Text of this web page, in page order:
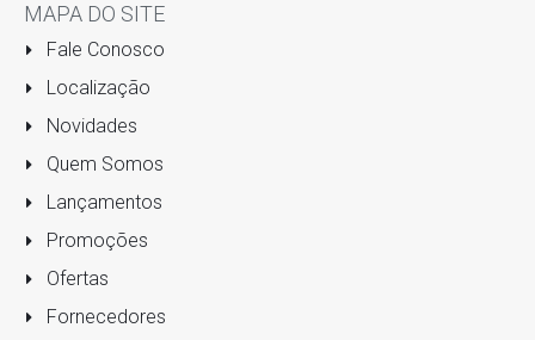
MAPA DO SITE
Fale Conosco
Localização
Novidades
Quem Somos
Lançamentos
Promoções
Ofertas
Fornecedores